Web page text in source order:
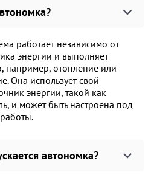
работает независимо от
энергии и выполняет
отопление или
Она использует свой
энергии, такой как
и может быть настроена под
автономка?